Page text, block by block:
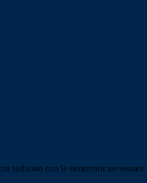
indicato con le istruzioni necessarie.